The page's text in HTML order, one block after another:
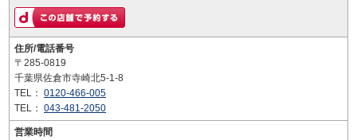
住所/電話番号
〒285-0819
千葉県佐倉市寺崎北5-1-8
TEL： 0120-466-005
TEL： 043-481-2050
営業時間